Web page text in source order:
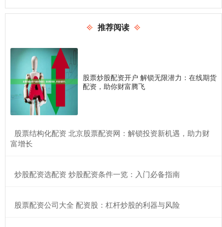
推荐阅读
股票炒股配资开户 解锁无限潜力：在线期货
配资，助你财富腾飞
​股票结构化配资 北京股票配资网：解锁投资新机遇，助力财
富增长
​炒股配资选配资 炒股配资条件一览：入门必备指南
​股票配资公司大全 配资股：杠杆炒股的利器与风险